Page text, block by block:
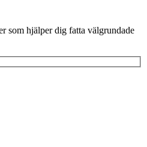
som hjälper dig fatta välgrundade